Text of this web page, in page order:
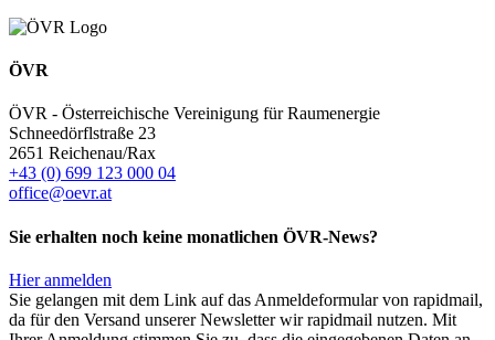
ÖVR
ÖVR - Österreichische Vereinigung für Raumenergie
Schneedörflstraße 23
2651 Reichenau/Rax
+43 (0) 699 123 000 04
office@oevr.at
Sie erhalten noch keine monatlichen ÖVR-News?
Hier anmelden
Sie gelangen mit dem Link auf das Anmeldeformular von rapidmail,
da für den Versand unserer Newsletter wir rapidmail nutzen. Mit